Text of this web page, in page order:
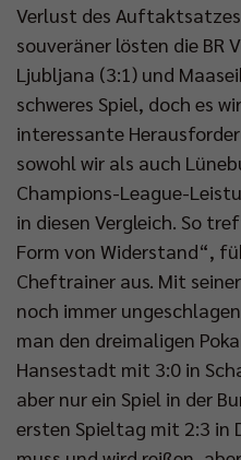
Verlust des
souveräner lösten die BR
Ljubljana (3:1) und
schweres Spiel, doch es
interessante
sowohl wir als auch
Champions-League-
in diesen Vergleich. So
Form von Widerstand“,
Cheftrainer aus. Mit
noch immer
man den dreimaligen
Hansestadt mit 3:0 in
aber nur ein Spiel in der
ersten Spieltag mit 2:3 in